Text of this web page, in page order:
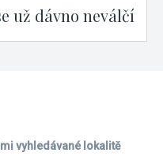
už dávno neválčí
vyhledávané lokalitě